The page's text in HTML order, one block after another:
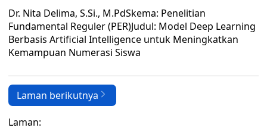
Dr. Nita Delima, S.Si., M.PdSkema: Penelitian
Fundamental Reguler (PER)Judul: Model Deep Learning
Berbasis Artificial Intelligence untuk Meningkatkan
Kemampuan Numerasi Siswa
Laman berikutnya
Laman: